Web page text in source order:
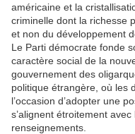
américaine et la
criminelle dont la richesse
et non du développement
Le Parti démocrate fonde
caractère social de la
gouvernement des
politique étrangère, où les
l’occasion d’adopter une
s’alignent étroitement
renseignements.